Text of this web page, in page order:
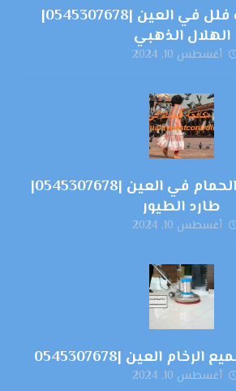
شركة تنظيف فلل في العين |0545307678|
الهلال الذهبي
أغسطس 10, 2024
شركة مكافحة الحمام في العين |0545307678|
طارد الطيور
أغسطس 10, 2024
العين |0545307678
أغسطس 10, 2024